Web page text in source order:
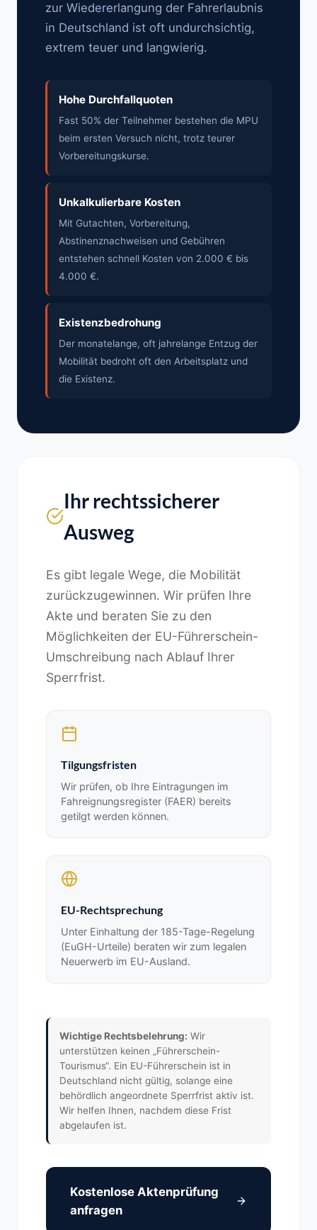
zur Wiedererlangung der Fahrerlaubnis
in Deutschland ist oft undurchsichtig,
extrem teuer und langwierig.
Hohe Durchfallquoten
Fast 50% der Teilnehmer bestehen die MPU
beim ersten Versuch nicht, trotz teurer
Vorbereitungskurse.
Unkalkulierbare Kosten
Mit Gutachten, Vorbereitung,
Abstinenznachweisen und Gebühren
entstehen schnell Kosten von 2.000 € bis
4.000 €.
Existenzbedrohung
Der monatelange, oft jahrelange Entzug der
Mobilität bedroht oft den Arbeitsplatz und
die Existenz.
Ihr rechtssicherer
Ausweg
Es gibt legale Wege, die Mobilität
zurückzugewinnen. Wir prüfen Ihre
Akte und beraten Sie zu den
Möglichkeiten der EU-Führerschein-
Umschreibung nach Ablauf Ihrer
Sperrfrist.
Tilgungsfristen
Wir prüfen, ob Ihre Eintragungen im
Fahreignungsregister (FAER) bereits
getilgt werden können.
EU-Rechtsprechung
Unter Einhaltung der 185-Tage-Regelung
(EuGH-Urteile) beraten wir zum legalen
Neuerwerb im EU-Ausland.
Wichtige Rechtsbelehrung: Wir
unterstützen keinen „Führerschein-
Tourismus“. Ein EU-Führerschein ist in
Deutschland nicht gültig, solange eine
behördlich angeordnete Sperrfrist aktiv ist.
Wir helfen Ihnen, nachdem diese Frist
abgelaufen ist.
Kostenlose Aktenprüfung
anfragen